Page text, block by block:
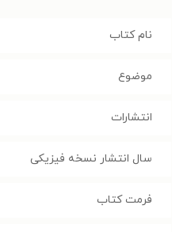
نام کتاب
موضوع
انتشارات
سال انتشار نسخه فیزیکی
فرمت کتاب